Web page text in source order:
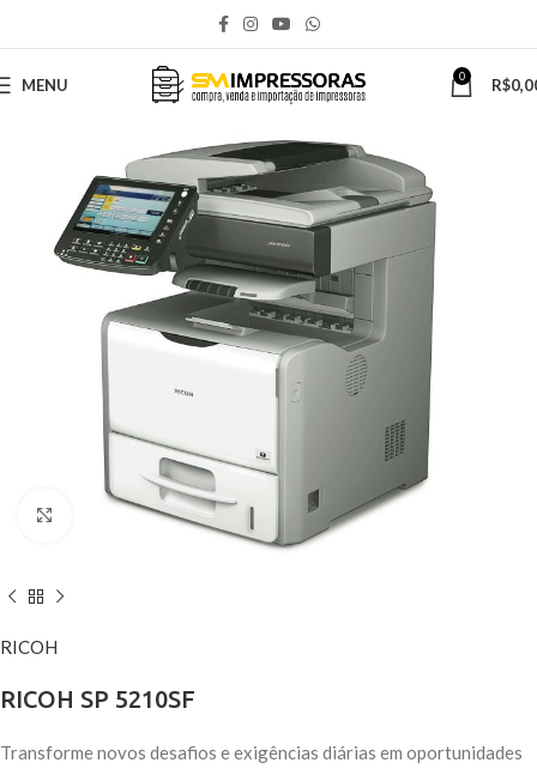
MENU 0 R$
Click to enlarge
RICOH
RICOH SP 5210SF
Transforme novos desafios e exigências diárias em oportunidades